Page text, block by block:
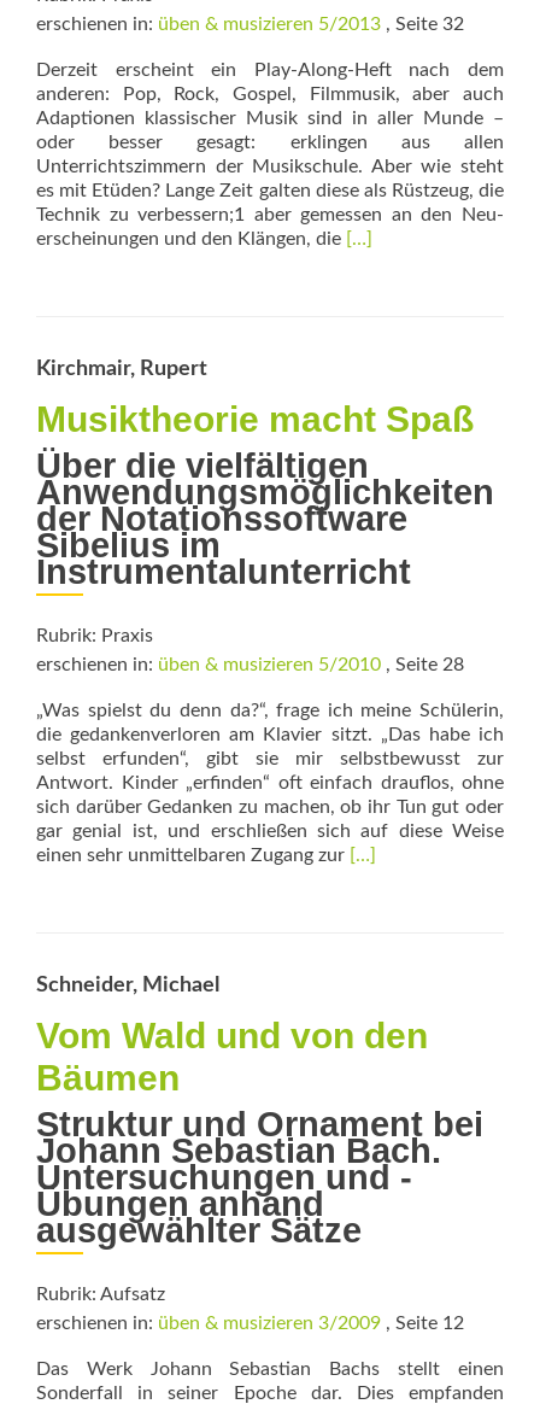
erschienen in: üben & musizieren 5/2013 , Seite 32
Derzeit erscheint ein Play-Along-Heft nach dem
anderen: Pop, Rock, Gospel, Filmmusik, aber auch
Adaptionen klassischer Musik sind in aller Munde –
oder besser gesagt: erklingen aus allen
Unterrichtszimmern der Musikschule. Aber wie steht
es mit Etüden? Lange Zeit galten diese als Rüstzeug, die
Technik zu verbessern;1 aber gemessen an den Neu­
erscheinungen und den Klängen, die Read
selbst!
[…]
Kirchmair, Rupert
Musiktheorie macht Spaß
Über die vielfältigen
Anwendungsmöglichkeiten
der Notationssoftware
Sibelius im
Instrumentalunterricht
Rubrik: Praxis
erschienen in: üben & musizieren 5/2010 , Seite 28
„Was spielst du denn da?“, frage ich meine Schülerin,
die gedankenverloren am Klavier sitzt. „Das habe ich
selbst erfunden“, gibt sie mir selbstbewusst zur
Antwort. Kinder „erfinden“ oft einfach drauflos, ohne
sich darüber Gedanken zu machen, ob ihr Tun gut oder
gar genial ist, und erschließen sich auf diese Weise
einen sehr unmittelbaren Zugang zur Read
[…]
Schneider, Michael
Vom Wald und von den
Bäumen
Struktur und Ornament bei
Johann Sebastian Bach.
Untersuchungen und ­
Übungen anhand
ausgewählter Sätze
Rubrik: Aufsatz
erschienen in: üben & musizieren 3/2009 , Seite 12
Das Werk Johann Sebastian Bachs stellt ­einen
Sonderfall in seiner Epoche dar. Dies empfanden